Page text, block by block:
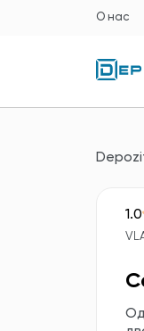
О нас
1.0